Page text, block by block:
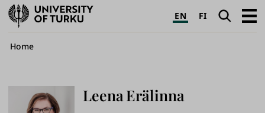
University
of
Turku
EN FI SearchOpen
Breadcrumb
Home
Leena Erälinna